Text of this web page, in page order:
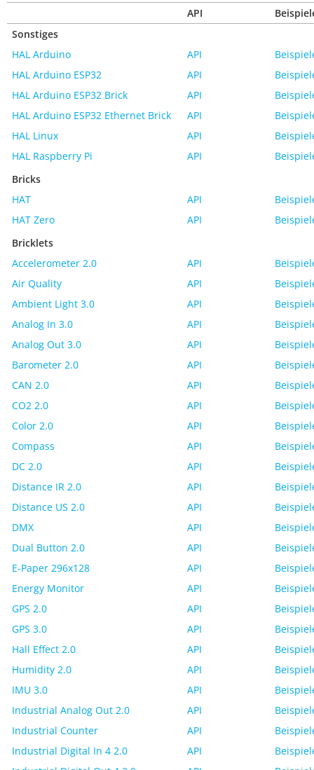
API
Sonstiges
HAL Arduino
API
HAL Arduino ESP32
API
HAL Arduino ESP32 Brick
API
HAL Arduino ESP32 Ethernet Brick
API
HAL Linux
API
HAL Raspberry Pi
API
Bricks
HAT
API
HAT Zero
API
Bricklets
Accelerometer 2.0
API
Air Quality
API
Ambient Light 3.0
API
Analog In 3.0
API
Analog Out 3.0
API
Barometer 2.0
API
CAN 2.0
API
CO2 2.0
API
Color 2.0
API
Compass
API
DC 2.0
API
Distance IR 2.0
API
Distance US 2.0
API
DMX
API
Dual Button 2.0
API
E-Paper 296x128
API
Energy Monitor
API
GPS 2.0
API
GPS 3.0
API
Hall Effect 2.0
API
Humidity 2.0
API
IMU 3.0
API
Industrial Analog Out 2.0
API
Industrial Counter
API
Industrial Digital In 4 2.0
API